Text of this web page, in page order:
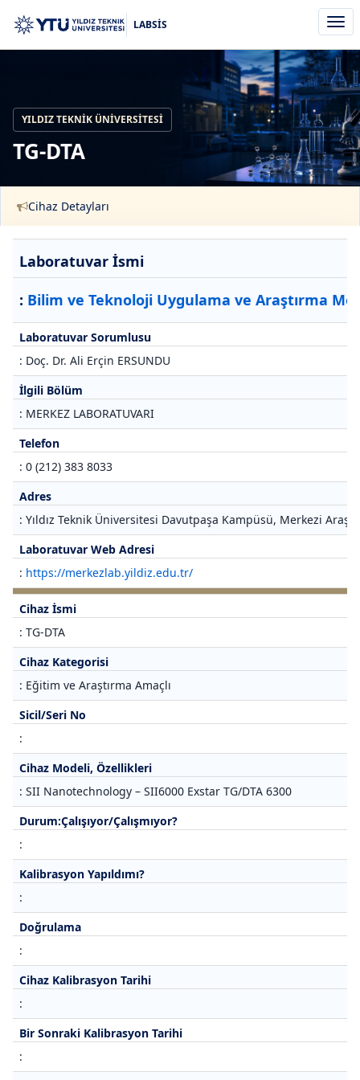
aç/
LABSİS
YILDIZ TEKNIK ÜNIVERSITESI
TG-DTA
Cihaz Detayları
Laboratuvar İsmi
: Bilim ve Teknoloji Uygulama ve Araştırma
Laboratuvar Sorumlusu
: Doç. Dr. Ali Erçin ERSUNDU
İlgili Bölüm
: MERKEZ LABORATUVARI
Telefon
: 0 (212) 383 8033
Adres
: Yıldız Teknik Üniversitesi Davutpaşa Kampüsü, Merkezi
Laboratuvar Web Adresi
: https://merkezlab.yildiz.edu.tr/
Cihaz İsmi
: TG-DTA
Cihaz Kategorisi
: Eğitim ve Araştırma Amaçlı
Sicil/Seri No
:
Cihaz Modeli, Özellikleri
: SII Nanotechnology – SII6000 Exstar TG/DTA 6300
Durum:Çalışıyor/Çalışmıyor?
:
Kalibrasyon Yapıldımı?
:
Doğrulama
:
Cihaz Kalibrasyon Tarihi
:
Bir Sonraki Kalibrasyon Tarihi
: